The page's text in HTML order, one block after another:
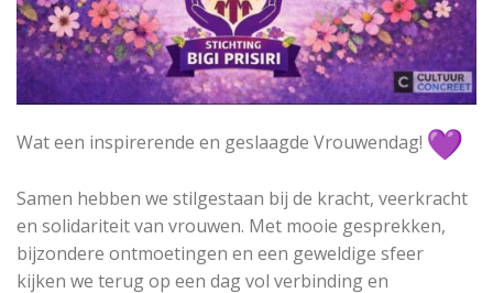
Wat een inspirerende en geslaagde Vrouwendag!
Samen hebben we stilgestaan bij de kracht, veerkracht
en solidariteit van vrouwen. Met mooie gesprekken,
bijzondere ontmoetingen en een geweldige sfeer
kijken we terug op een dag vol verbinding en